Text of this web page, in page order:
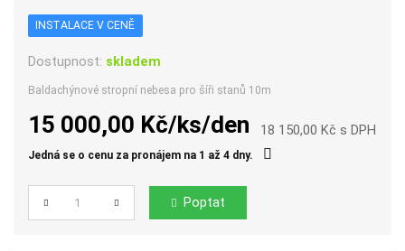
INSTALACE V CENĚ
Dostupnost: skladem
Baldachýnové stropní nebesa pro šíři stanů 10m
15 000,00 Kč/ks/den 18 150,00 Kč s DPH
Jedná se o cenu za pronájem na 1 až 4 dny.
Počet Poptat